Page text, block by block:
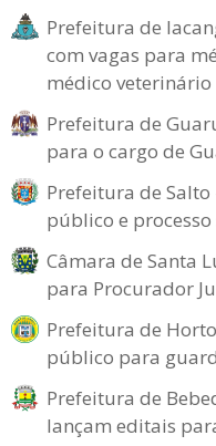
Prefeitura de
com vagas para
médico veterinário
Prefeitura de
para o cargo de
Prefeitura de
público e processo
Câmara de Santa
para Procurador
Prefeitura de
público para
Prefeitura de
lançam editais